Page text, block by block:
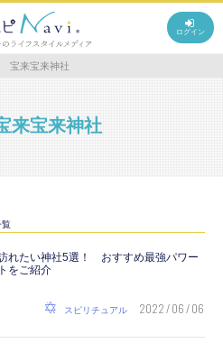
ログイン
宝来宝来神社
来宝来神社
覧
れたい神社5選！ おすすめ最強パワー
をご紹介
スピリチュアル 2022 / 06 / 06